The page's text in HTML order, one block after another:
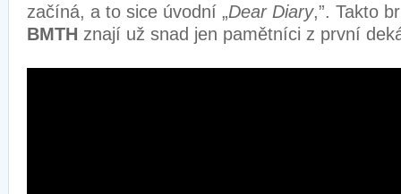
začíná, a to sice úvodní „Dear Diary,”. Takto
BMTH znají už snad jen pamětníci z první